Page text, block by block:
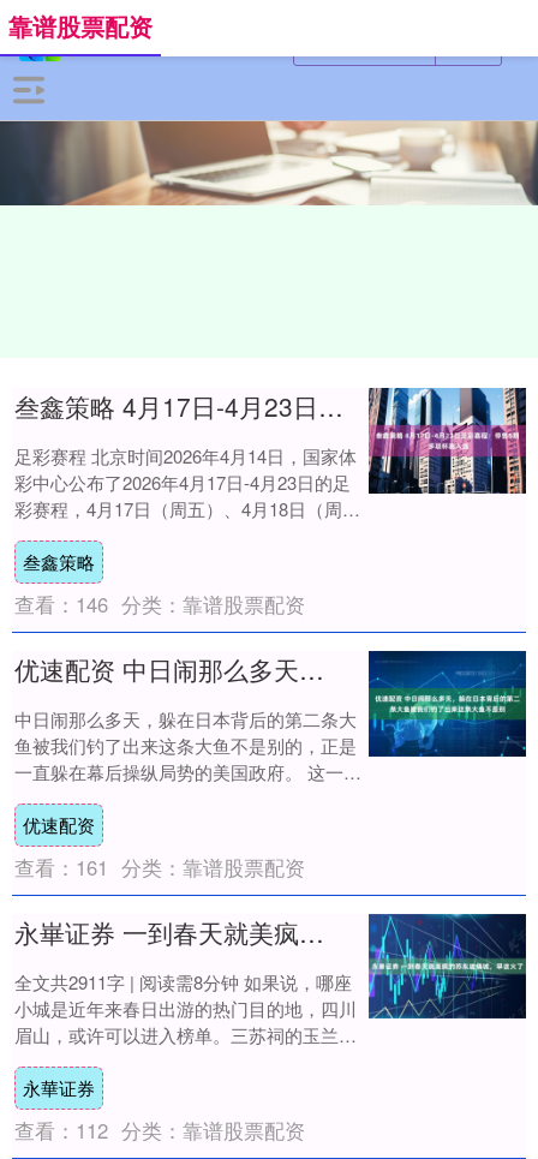
靠谱股票配资
叁鑫策略 4月17日-4月23日足彩赛程：停售5期 多项杯赛入选
足彩赛程 北京时间2026年4月14日，国家体
彩中心公布了2026年4月17日-4月23日的足
彩赛程，4月17日（周五）、4月18日（周
六）、4月19日（周日）....
叁鑫策略
查看： 146 分类： 靠谱股票配资
优速配资 中日闹那么多天，躲在日本背后的第二条大鱼被我们钓了出来这条大鱼不是别
中日闹那么多天，躲在日本背后的第二条大
鱼被我们钓了出来这条大鱼不是别的，正是
一直躲在幕后操纵局势的美国政府。 这一判
断绝非无凭无据的猜测，美国介入并操控中
日关系....
优速配资
查看： 161 分类： 靠谱股票配资
永崋证券 一到春天就美疯的苏东坡痛城，早该火了
全文共2911字 | 阅读需8分钟 如果说，哪座
小城是近年来春日出游的热门目的地，四川
眉山，或许可以进入榜单。三苏祠的玉兰
花、紫藤花、海棠点缀了被细雨滋润的盎
然....
永華证券
查看： 112 分类： 靠谱股票配资